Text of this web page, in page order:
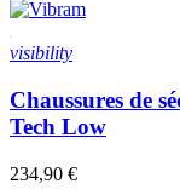
visibility
Chaussures de
Tech Low
234,90 €